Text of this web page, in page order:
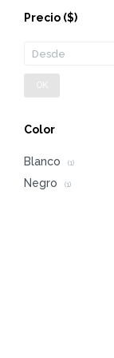
Precio ($)
OK
Color
Blanco (1)
Negro (1)